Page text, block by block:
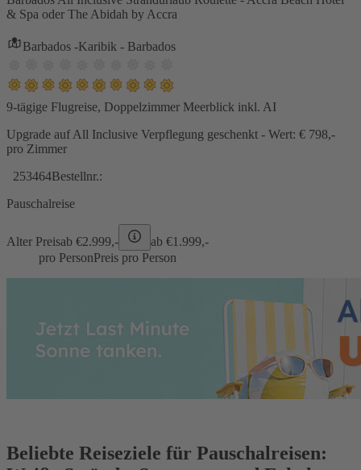
& Spa oder The Abidah by Accra
Barbados -Karibik - Barbados
9-tägige Flugreise, Doppelzimmer Meerblick inkl. AI
Upgrade auf All Inclusive Verpflegung geschenkt - Wert: € 798,-
pro Zimmer
253464Bestellnr.:
Pauschalreise
Alter Preisab €2.999,- ab €1.999,-
pro PersonPreis pro Person
Beliebte Reiseziele für Pauschalreisen: